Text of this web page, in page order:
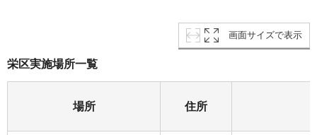
画面サイズで表示
栄区実施場所一覧
場所 住所